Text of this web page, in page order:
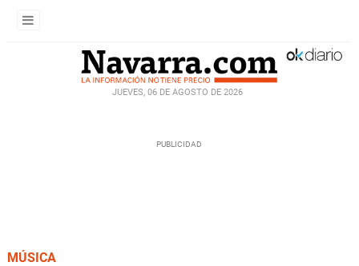
JUEVES, 06 DE AGOSTO DE 2026
MÚSICA